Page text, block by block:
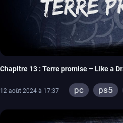
Chapitre 13 : Terre promise – Like a
12 août 2024 à 17:37 pc ps5